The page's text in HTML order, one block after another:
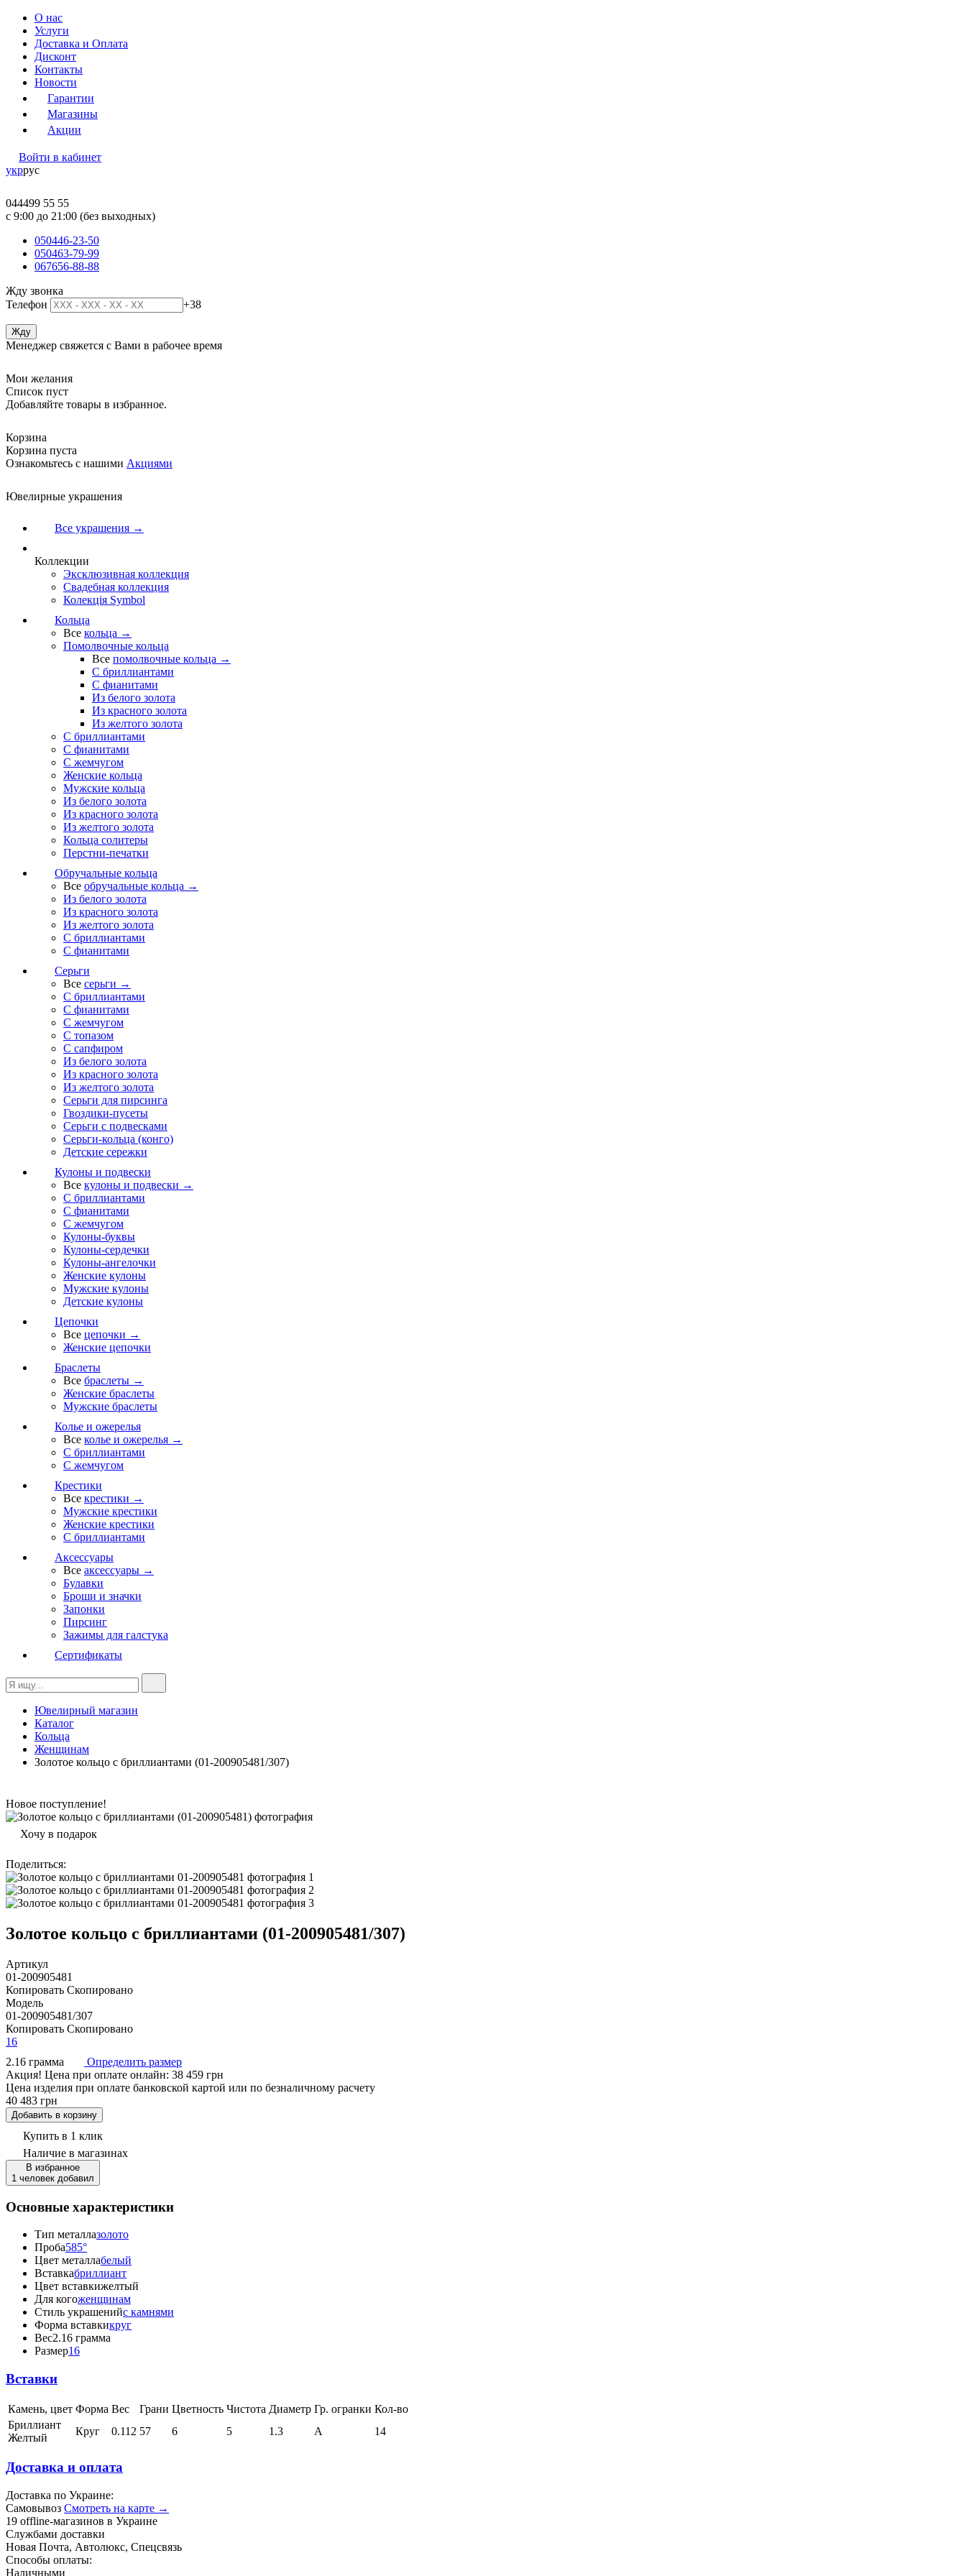
О нас
Услуги
Доставка и Оплата
Дисконт
Контакты
Новости
Гарантии
Магазины
Акции
Войти в кабинет
укррус
044499 55 55
c 9:00 до 21:00 (без выходных)
050446-23-50
050463-79-99
067656-88-88
Жду звонка
Телефон
+38
Менеджер свяжется с Вами в рабочее время
Мои желания
Список пуст
Добавляйте товары в избранное.
Корзина
Корзина пуста
Ознакомьтесь с нашими Акциями
Ювелирные украшения
Все украшения →
Коллекции
Эксклюзивная коллекция
Свадебная коллекция
Колекція Symbol
Кольца
Все кольца →
Помолвочные кольца
Все помолвочные кольца →
С бриллиантами
С фианитами
Из белого золота
Из красного золота
Из желтого золота
С бриллиантами
С фианитами
С жемчугом
Женские кольца
Мужские кольца
Из белого золота
Из красного золота
Из желтого золота
Кольца солитеры
Перстни-печатки
Обручальные кольца
Все обручальные кольца →
Из белого золота
Из красного золота
Из желтого золота
С бриллиантами
С фианитами
Серьги
Все серьги →
С бриллиантами
С фианитами
С жемчугом
С топазом
С сапфиром
Из белого золота
Из красного золота
Из желтого золота
Серьги для пирсинга
Гвоздики-пусеты
Серьги с подвесками
Серьги-кольца (конго)
Детские сережки
Кулоны и подвески
Все кулоны и подвески →
С бриллиантами
С фианитами
С жемчугом
Кулоны-буквы
Кулоны-сердечки
Кулоны-ангелочки
Женские кулоны
Мужские кулоны
Детские кулоны
Цепочки
Все цепочки →
Женские цепочки
Браслеты
Все браслеты →
Женские браслеты
Мужские браслеты
Колье и ожерелья
Все колье и ожерелья →
С бриллиантами
С жемчугом
Крестики
Все крестики →
Мужские крестики
Женские крестики
С бриллиантами
Аксессуары
Все аксессуары →
Булавки
Броши и значки
Запонки
Пирсинг
Зажимы для галстука
Сертификаты
Ювелирный магазин
Каталог
Кольца
Женщинам
Золотое кольцо с бриллиантами (01-200905481/307)
Новое поступление!
Хочу в подарок
Поделиться:
Золотое кольцо с бриллиантами (01-200905481/307)
Артикул
01-200905481
Копировать Скопировано
Модель
01-200905481/307
Копировать Скопировано
16
2.16 грамма
Определить размер
Акция! Цена при оплате онлайн: 38 459 грн
Цена изделия при оплате банковской картой или по безналичному расчету
40 483 грн
Добавить в корзину
Купить в 1 клик
Наличие в магазинах
В избранное
1 человек добавил
Основные характеристики
Тип металлазолото
Проба585°
Цвет металлабелый
Вставкабриллиант
Цвет вставкижелтый
Для когоженщинам
Стиль украшенийс камнями
Форма вставкикруг
Вес2.16 грамма
Размер16
Вставки
Камень, цвет Форма Вес Грани Цветность Чистота Диаметр Гр. огранки Кол-во
Бриллиант
Желтый
Круг 0.112 57 6 5 1.3 А 14
Доставка и оплата
Доставка по Украине:
Самовывоз Смотреть на карте →
19 offline-магазинов в Украине
Службами доставки
Новая Почта, Автолюкс, Спецсвязь
Способы оплаты:
Наличными